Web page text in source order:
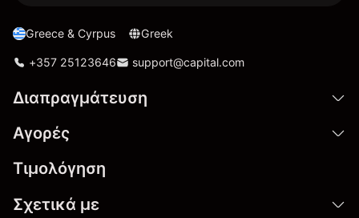
Greece & Cyrpus Greek
+357 25123646 support@capital.com
Διαπραγμάτευση
Αγορές
Τιμολόγηση
Σχετικά με